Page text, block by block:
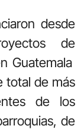
desde
de
Guatemala
de más
de los
de